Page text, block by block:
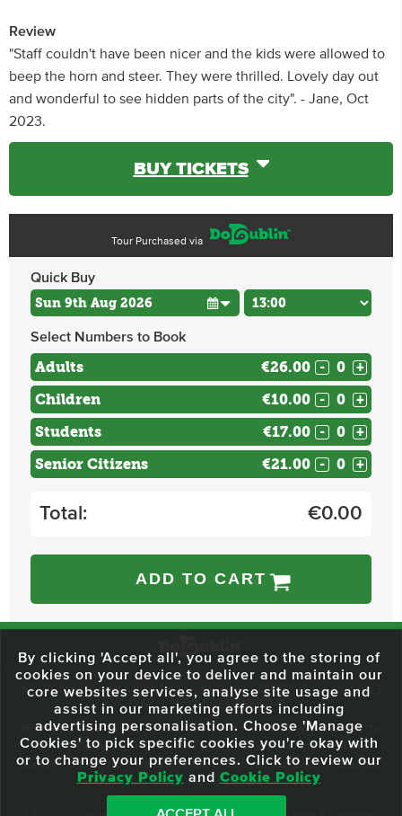
Review
"Staff couldn't have been nicer and the kids were allowed to
beep the horn and steer. They were thrilled. Lovely day out
and wonderful to see hidden parts of the city". - Jane, Oct
2023.
BUY TICKETS
Tour Purchased via
Quick Buy
Select Numbers to Book
Adults €26.00 - +
Children €10.00 - +
Students €17.00 - +
Senior Citizens €21.00 - +
Total: €0.00
ADD TO CART
59 O'Connell Street Upper, North City, Dublin 1, D01 RX04 Call:+353 1
703 3024
Email: info@dodublin.ie
We've been entertaining visitors to our town since 1988. We're part of the
fabric of Dublin City and we take great pride in delivering a real and
authentic tour experience to all of our visitors, one steeped in history but
one that also celebrates the city as she evolves.
By clicking 'Accept all', you agree to the storing of
cookies on your device to deliver and maintain our
core websites services, analyse site usage and
assist in our marketing efforts including
advertising personalisation. Choose 'Manage
Cookies' to pick specific cookies you're okay with
or to change your preferences. Click to review our
Privacy Policy and Cookie Policy